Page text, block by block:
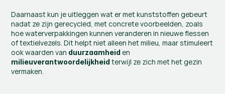
Daarnaast kun je uitleggen wat er met kunststoffen gebeurt
nadat ze zijn gerecycled, met concrete voorbeelden, zoals
hoe waterverpakkingen kunnen veranderen in nieuwe flessen
of textielvezels. Dit helpt niet alleen het milieu, maar stimuleert
ook waarden van duurzaamheid
milieuverantwoordelijkheid terwijl ze zich met het gezin
vermaken.